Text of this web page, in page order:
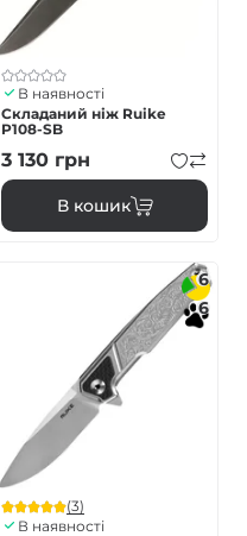
В наявності
Складаний ніж Ruike
P108-SB
3 130 грн
В кошик
6
6
(3)
В наявності